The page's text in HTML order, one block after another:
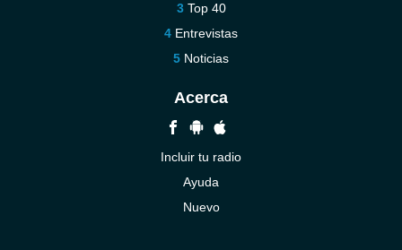
Top 40
Entrevistas
Noticias
Acerca
Incluir tu radio
Ayuda
Nuevo